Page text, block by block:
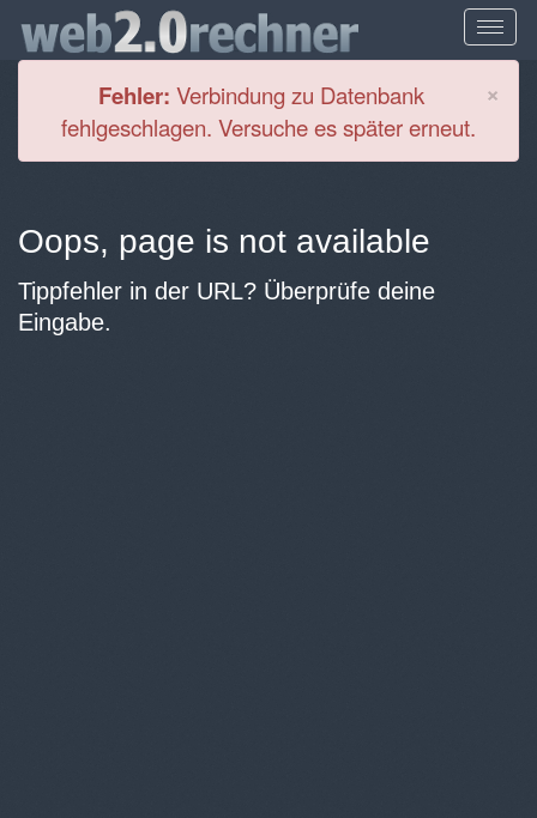
×
Fehler: Verbindung zu Datenbank
fehlgeschlagen. Versuche es später erneut.
Oops, page is not available
Tippfehler in der URL? Überprüfe deine
Eingabe.